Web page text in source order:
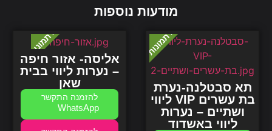
מודעות נוספות
אליסה- אזור חיפה
– נערות ליווי בבית
שאן
WhatsApp
תא סבטלנה-נערת
ליווי VIP בת עשרים
ושתיים – נערות
ליווי באשדוד